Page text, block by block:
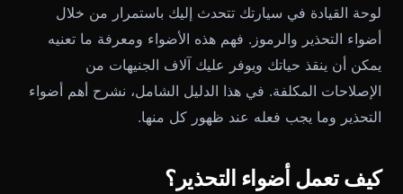
لوحة القيادة في سيارتك تتحدث إليك باستمرار من خلال
أضواء التحذير والرموز. فهم هذه الأضواء ومعرفة ما تعنيه
يمكن أن ينقذ حياتك ويوفر عليك آلاف الجنيهات من
الإصلاحات المكلفة. في هذا الدليل الشامل، نشرح أهم أضواء
التحذير وما يجب فعله عند ظهور كل منها.
كيف تعمل أضواء التحذير؟